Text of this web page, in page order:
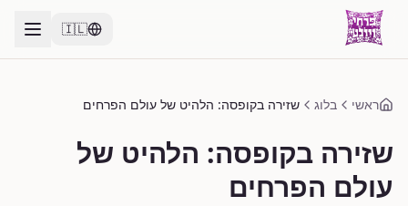
🇮🇱
ראשי בלוג שזירה בקופסה: הלהיט של עולם הפרחים
שזירה בקופסה: הלהיט של
עולם הפרחים